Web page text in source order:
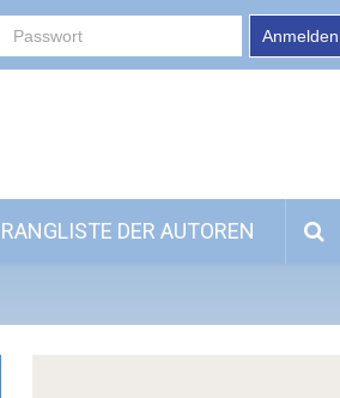
Anmelden
RANGLISTE DER AUTOREN